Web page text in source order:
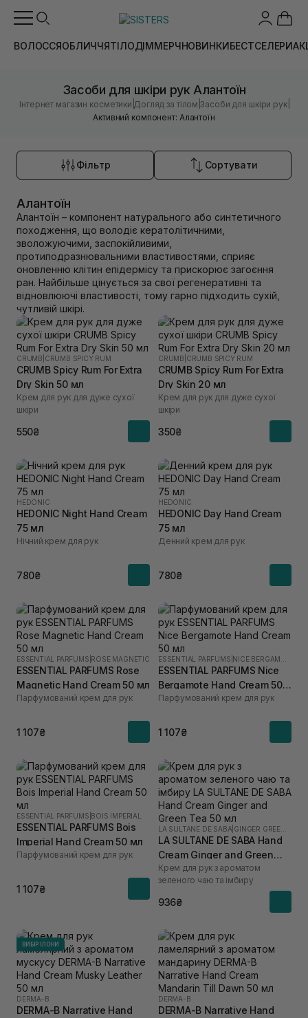
ВОЛОССЯОБЛИЧЧЯТІЛОДІММЕРЧНОВИНКИБЕСТСЕЛЕРИ
Засоби для шкіри рук Алантоїн
Інтернет магазин косметики Догляд за тілом |Засоби для шкіри рук|
Активний компонент: Алантоїн
Фільтр Сортувати
Алантоїн
Алантоїн – компонент натурального або синтетичного
походження, що володіє кератолітичними,
зволожуючими, заспокійливими,
протиподразнювальними властивостями, сприяє
оновленню клітин епідермісу та прискорює загоєння
ран. Найбільше цінується за свої регенеративні та
відновлюючі властивості, тому гарно підходить сухій,
чутливій шкірі.
CRUMB CRUMB SPICY RUM
CRUMB Spicy Rum For Extra
Dry Skin 50 мл
Крем для рук для дуже сухої
шкіри
550₴
CRUMB CRUMB SPICY RUM
CRUMB Spicy Rum For Extra
Dry Skin 20 мл
Крем для рук для дуже сухої
шкіри
350₴
HEDONIC
HEDONIC Night Hand Cream
75 мл
Нічний крем для рук
780₴
HEDONIC
HEDONIC Day Hand Cream
75 мл
Денний крем для рук
780₴
ESSENTIAL PARFUMS ROSE MAGNETIC
ESSENTIAL PARFUMS Rose
Magnetic Hand Cream 50 мл
Парфумований крем для рук
1 107₴
ESSENTIAL PARFUMS
ESSENTIAL PARFUMS Nice
Bergamote Hand Cream 50
мл
Парфумований крем для рук
1 107₴
ESSENTIAL PARFUMS BOIS IMPERIAL
ESSENTIAL PARFUMS Bois
Imperial Hand Cream 50 мл
Парфумований крем для рук
1 107₴
LA SULTANE DE SABA
LA SULTANE DE SABA Hand
Cream Ginger and Green
Tea 50 мл
Крем для рук з ароматом
зеленого чаю та імбиру
936₴
ВИБІР ІЛОНИ
DERMA-B
DERMA-B Narrative Hand
DERMA-B
DERMA-B Narrative Hand